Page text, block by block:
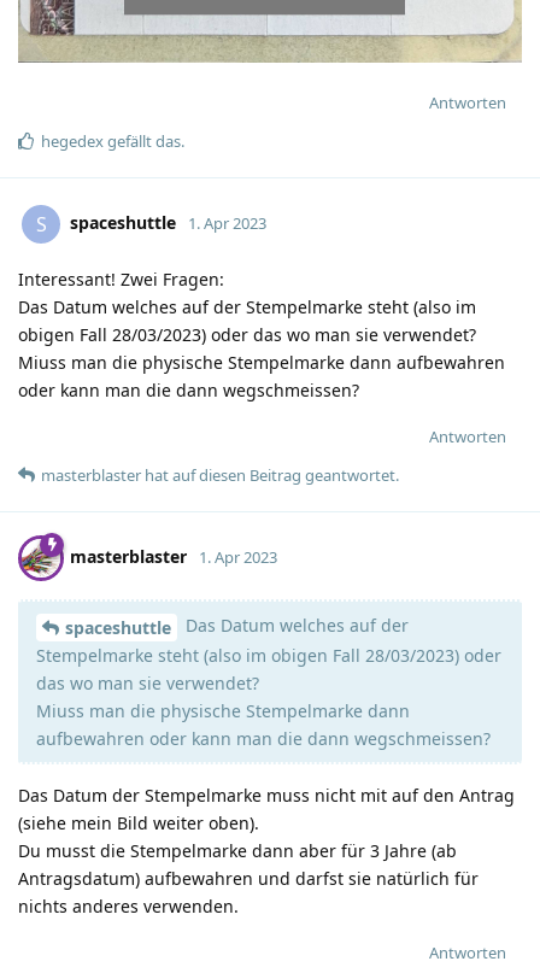
Antworten
hegedexgefällt das.
S spaceshuttle 1. Apr 2023
Interessant! Zwei Fragen:
Das Datum welches auf der Stempelmarke steht (also im
obigen Fall 28/03/2023) oder das wo man sie verwendet?
Miuss man die physische Stempelmarke dann aufbewahren
oder kann man die dann wegschmeissen?
Antworten
masterblaster hatauf diesen Beitrag geantwortet.
masterblaster 1. Apr 2023
spaceshuttle
Das Datum welches auf der
Stempelmarke steht (also im obigen Fall 28/03/2023) oder
das wo man sie verwendet?
Miuss man die physische Stempelmarke dann
aufbewahren oder kann man die dann wegschmeissen?
Das Datum der Stempelmarke muss nicht mit auf den Antrag
(siehe mein Bild weiter oben).
Du musst die Stempelmarke dann aber für 3 Jahre (ab
Antragsdatum) aufbewahren und darfst sie natürlich für
nichts anderes verwenden.
Antworten